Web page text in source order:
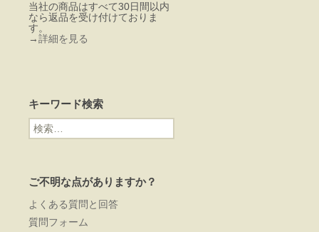
当社の商品はすべて30日間以内
なら返品を受け付けておりま
す。
→詳細を見る
キーワード検索
検
索:
ご不明な点がありますか？
よくある質問と回答
質問フォーム